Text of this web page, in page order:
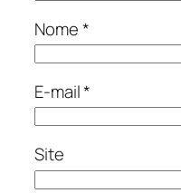
Nome*
E-mail*
Site